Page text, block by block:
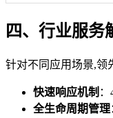
四、行业服务
针对不同应用场景,领
快速响应机制
全生命周期管理